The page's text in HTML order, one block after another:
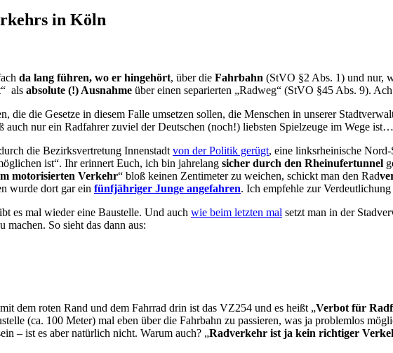
in Köln
da lang führen, wo er hingehört, über die Fahrbahn (StVO §2 Abs. 1) und nur,
als absolute (!) Ausnahme über einen separierten „Radweg“ (StVO §45 Abs. 9).
die die Gesetze in diesem Falle umsetzen sollen, die Menschen in unserer
auch nur ein Radfahrer zuviel der Deutschen (noch!) liebsten Spielzeuge im Wege
die Bezirksvertretung Innenstadtvon der Politik gerügt, eine linksrheinische
ist“. Ihr erinnert Euch, ich bin jahrelang sicher durch den Rheinufertunnel
motorisierten Verkehr“ bloß keinen Zentimeter zu weichen, schickt man den Rad
wurde dort gar ein fünfjähriger Junge angefahren. Ich empfehle zur
es mal wieder eine Baustelle. Und auch wie beim letzten mal setzt man in der
machen. So sieht das dann aus:
dem roten Rand und dem Fahrrad drin ist das VZ254 und es heißt „Verbot für
(ca. 100 Meter) mal eben über die Fahrbahn zu passieren, was ja problemlos
– ist es aber natürlich nicht. Warum auch? „Radverkehr ist ja kein richtiger